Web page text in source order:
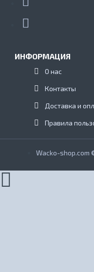
ИНФОРМАЦИЯ
О нас
Контакты
Доставка и
Правила
Wacko-shop.com